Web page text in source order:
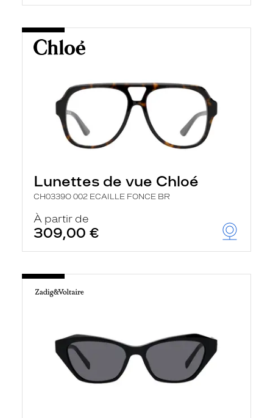
Lunettes de vue Chloé
CH0339O 002 ECAILLE FONCE BR
À partir de
309,00 €